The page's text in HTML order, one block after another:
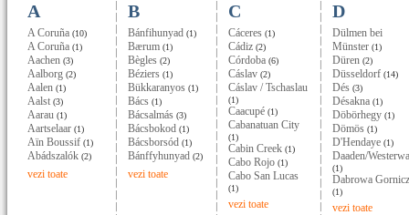
A
A Coruña (10)
A Coruña (1)
Aachen (3)
Aalborg (2)
Aalen (1)
Aalst (3)
Aarau (1)
Aartselaar (1)
Aïn Boussif (1)
Abádszalók (2)
vezi toate
B
Bánfihunyad (1)
Bærum (1)
Bègles (2)
Béziers (1)
Bükkaranyos (1)
Bács (1)
Bácsalmás (3)
Bácsbokod (1)
Bácsborsód (1)
Bánffyhunyad (2)
vezi toate
C
Cáceres (1)
Cádiz (2)
Córdoba (6)
Cáslav (2)
Cáslav / Tschaslau
(1)
Caacupé (1)
Cabanatuan City
(1)
Cabin Creek (1)
Cabo Rojo (1)
Cabo San Lucas
(1)
vezi toate
D
Dülmen bei
Münster (1)
Düren (2)
Düsseldorf (14)
Dés (3)
Désakna (1)
Döbörhegy (1)
Dömös (1)
D'Hendaye (1)
Daaden/
(1)
Dabrowa
(1)
vezi toate